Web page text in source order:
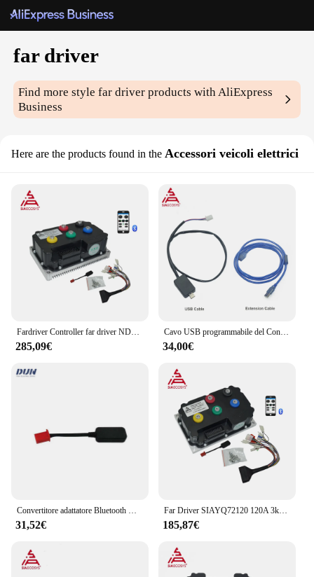
far driver
Find more stylefar driver products with AliExpress
Business
Here are the products found in the Accessori veicoli elettrici
Fardriver Controller far driver ND72530 530A corrente per Controller programmabile ebike con Bluetooth
285,09€
Cavo USB programmabile del Controller Fardriver per cavo di Debug del Software del PC per il Controller del motore del driver lontano SiAECOSYS
34,00€
Convertitore adattatore Bluetooth Debug programma Driver lontano per Controller motore Fardriver
31,52€
Far Driver SIAYQ72120 120A 3kw e 4kw Controller motore elettrico per QS Motor 3 ordini
185,87€